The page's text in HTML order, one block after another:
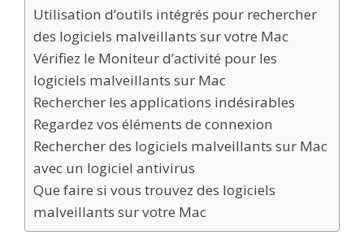
Utilisation d’outils intégrés pour rechercher
des logiciels malveillants sur votre Mac
Vérifiez le Moniteur d’activité pour les
logiciels malveillants sur Mac
Rechercher les applications indésirables
Regardez vos éléments de connexion
Rechercher des logiciels malveillants sur Mac
avec un logiciel antivirus
Que faire si vous trouvez des logiciels
malveillants sur votre Mac